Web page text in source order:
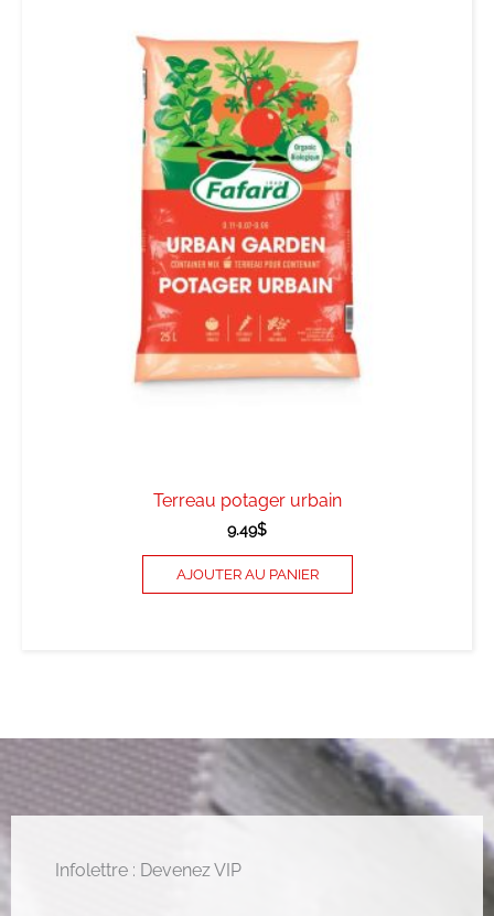
Terreau potager urbain
9.49$
AJOUTER AU PANIER
Infolettre : Devenez VIP